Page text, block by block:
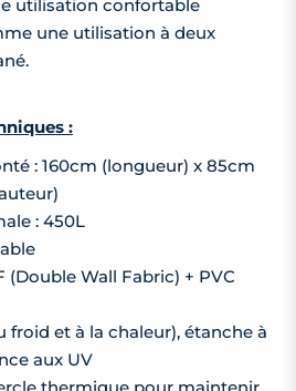
utilisation confortable
une utilisation à deux
:
: 160cm (longueur) x 85cm
: 450L
Wall Fabric) + PVC
froid et à la chaleur), étanche à
aux UV